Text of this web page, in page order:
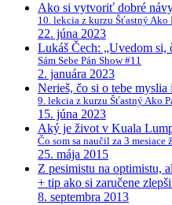
Ako si vytvoriť dobré
10. lekcia z kurzu Šťastný Ako
22. júna 2023
Lukáš Čech: „Uvedom si,
Sám Sebe Pán Show #11
2. januára 2023
Nerieš, čo si o tebe myslia
9. lekcia z kurzu Šťastný Ako
15. júna 2023
Aký je život v Kuala
Čo som sa naučil za 3
25. mája 2015
Z pesimistu na optimistu,
+ tip ako si zaručene
8. septembra 2013